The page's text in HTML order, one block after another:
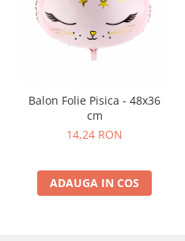
Balon Folie Pisica - 48x36
cm
14,24 RON
ADAUGA IN COS